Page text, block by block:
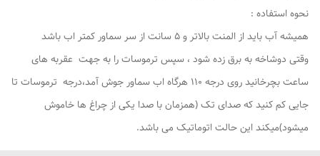
نحوه استفاده :
همیشه آب باید از المنت بالاتر و 5 سانت از سر سماور کمتر اب باشد
وقتی دوشاخه به برق زده شود ، سپس ترموسات را به جهت عقربه های
ساعت بچرخانید روی درجه 110 هرگاه اب سماور جوش آمد،درجه ترموسات تا
جایی کم کنید که صدای تک (همزمان با صدا یکی از چراغ ها خاموش
میشود)میکند این حالت اتوماتیک می باشد.